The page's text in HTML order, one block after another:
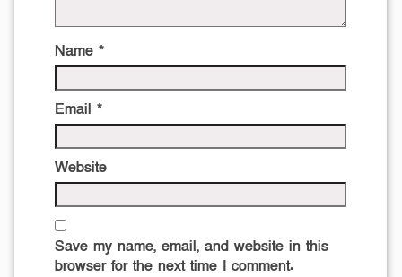
Name *
Email *
Website
Save my name, email, and website in this
browser for the next time I comment.